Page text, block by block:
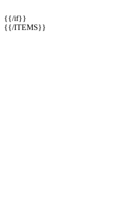
{{/if}}
{{/ITEMS}}